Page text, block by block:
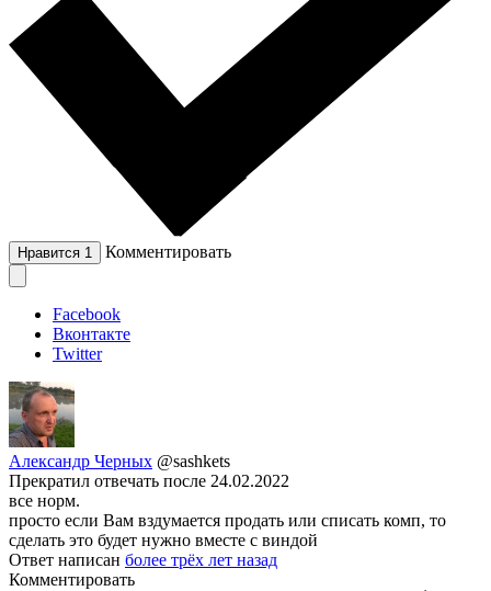
Нравится 1 Комментировать
Facebook
Вконтакте
Twitter
Александр Черных @sashkets
Прекратил отвечать после 24.02.2022
все норм.
просто если Вам вздумается продать или списать комп, то
сделать это будет нужно вместе с виндой
Ответ написан более трёх лет назад
Комментировать